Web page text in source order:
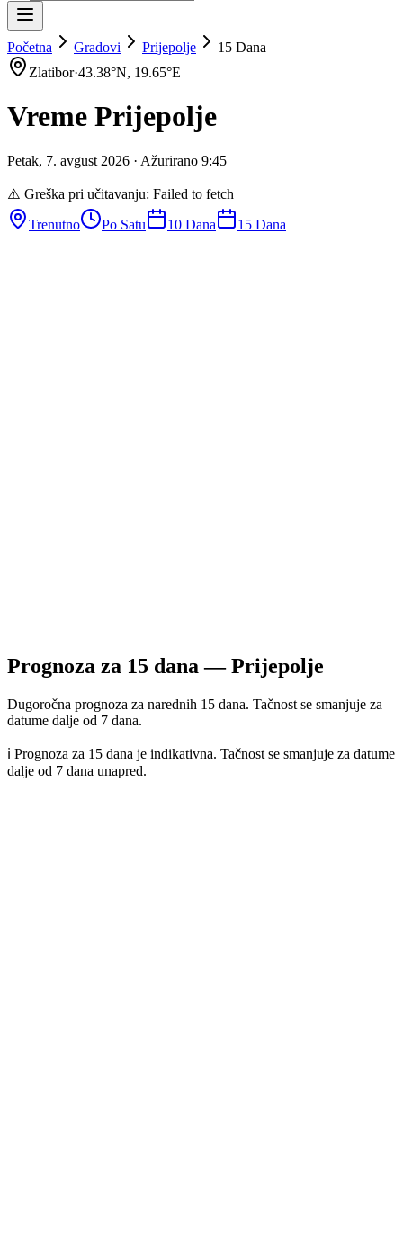
Početna Gradovi Prijepolje
15 Dana
Zlatibor·43.38°N, 19.65°E
Vreme Prijepolje
Petak, 7. avgust 2026 · Ažurirano 9:45
⚠️ Greška pri učitavanju: Failed to fetch
Trenutno
Po Satu 10 Dana 15 Dana
Prognoza za 15 dana —Prijepolje
Dugoročna prognoza za narednih 15 dana. Tačnost se smanjuje za
datume dalje od 7 dana.
ℹ️ Prognoza za 15 dana je indikativna. Tačnost se smanjuje za datume
dalje od 7 dana unapred.